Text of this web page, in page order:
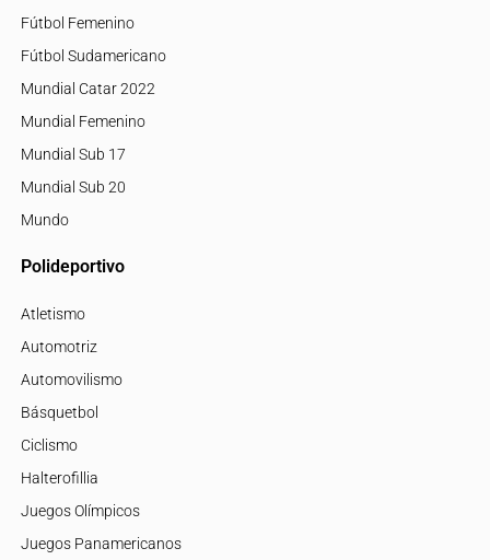
Fútbol Femenino
Fútbol Sudamericano
Mundial Catar 2022
Mundial Femenino
Mundial Sub 17
Mundial Sub 20
Mundo
Polideportivo
Atletismo
Automotriz
Automovilismo
Básquetbol
Ciclismo
Halterofillia
Juegos Olímpicos
Juegos Panamericanos